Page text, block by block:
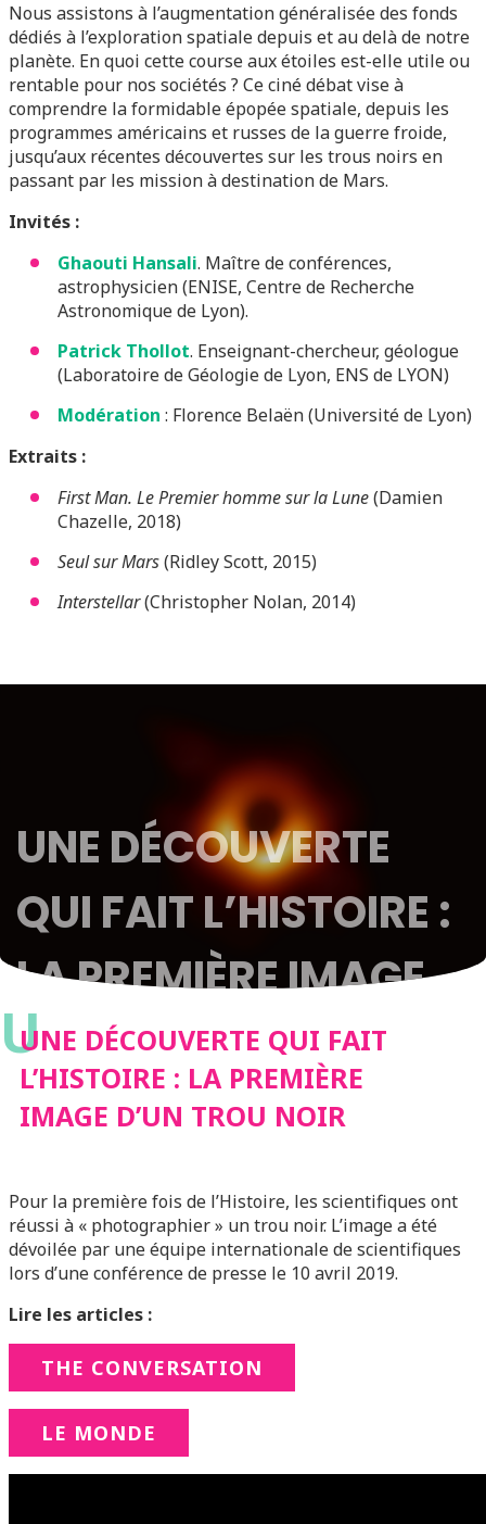
Nous assistons à l’augmentation généralisée des fonds
dédiés à l’exploration spatiale depuis et au delà de notre
planète. En quoi cette course aux étoiles est-elle utile ou
rentable pour nos sociétés ? Ce ciné débat vise à
comprendre la formidable épopée spatiale, depuis les
programmes américains et russes de la guerre froide,
jusqu’aux récentes découvertes sur les trous noirs en
passant par les mission à destination de Mars.
Invités :
Ghaouti Hansali. Maître de conférences,
astrophysicien (ENISE, Centre de Recherche
Astronomique de Lyon).
Patrick Thollot. Enseignant-chercheur, géologue
(Laboratoire de Géologie de Lyon, ENS de LYON)
Modération : Florence Belaën (Université de Lyon)
Extraits :
First Man. Le Premier homme sur la Lune(Damien
Chazelle, 2018)
Seul sur Mars(Ridley Scott, 2015)
Interstellar(Christopher Nolan, 2014)
UNE DÉCOUVERTE
QUI FAIT L’HISTOIRE :
LA PREMIÈRE IMAGE
D’UN TROU NOIR
UUNE DÉCOUVERTE QUI FAIT
L’HISTOIRE : LA PREMIÈRE
IMAGE D’UN TROU NOIR
Pour la première fois de l’Histoire, les scientifiques ont
réussi à « photographier » un trou noir. L’image a été
dévoilée par une équipe internationale de scientifiques
lors d’une conférence de presse le 10 avril 2019.
Lire les articles :
THE CONVERSATION
LE MONDE